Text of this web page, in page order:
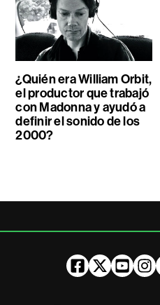
¿Quién era William Orbit,
el productor que trabajó
con Madonna y ayudó a
definir el sonido de los
2000?